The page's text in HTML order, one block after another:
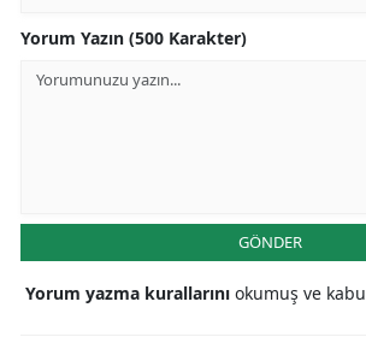
Yorum Yazın (500 Karakter)
GÖNDER
Yorum yazma kurallarını okumuş ve